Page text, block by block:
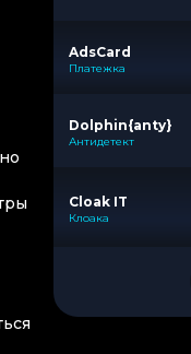
AdsCard
Платежка
Dolphin{anty}
Антидетект
Cloak IT
Клоака